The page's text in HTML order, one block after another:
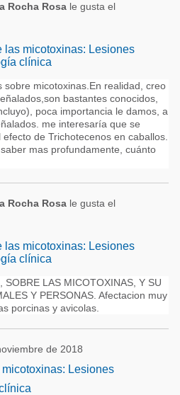
Rocha Rosa le gusta el
las micotoxinas: Lesiones
clínica
sobre micotoxinas.En realidad, creo
bastantes conocidos,
poca importancia le damos, a
me interesaría que se
de Trichotecenos en caballos.
mas profundamente, cuánto
Rocha Rosa le gusta el
las micotoxinas: Lesiones
clínica
SOBRE LAS MICOTOXINAS, Y SU
Y PERSONAS. Afectacion muy
porcinas y avicolas.
de 2018
Lesiones